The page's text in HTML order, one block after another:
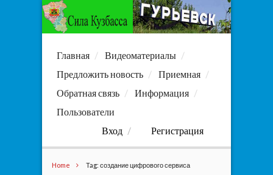
Главная
Видеоматериалы
Предложить новость
Приемная
Обратная связь
Информация
Пользователи
Вход
Регистрация
Home Tag: создание цифрового сервиса